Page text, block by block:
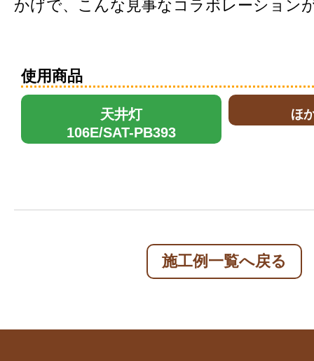
かげで、こんな見事なコラボレーション
使用商品
天井灯
106E/SAT-PB393
ほ
施工例一覧へ戻る